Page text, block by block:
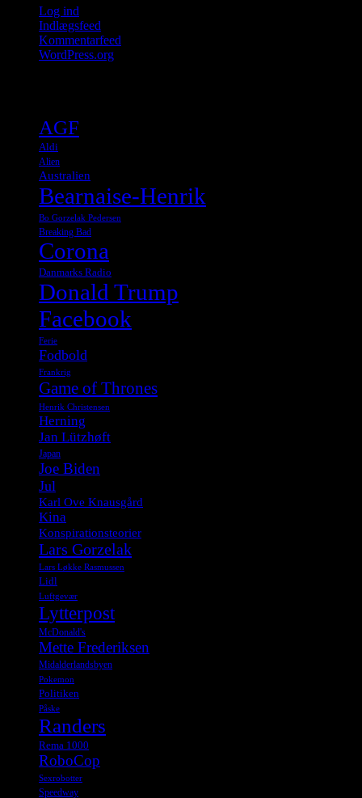
Log ind
Indlægsfeed
Kommentarfeed
WordPress.org
AGF
Aldi
Alien
Australien
Bearnaise-Henrik
Bo Gorzelak Pedersen
Breaking Bad
Corona
Danmarks Radio
Donald Trump
Facebook
Ferie
Fodbold
Frankrig
Game of Thrones
Henrik Christensen
Herning
Jan Lützhøft
Japan
Joe Biden
Jul
Karl Ove Knausgård
Kina
Konspirationsteorier
Lars Gorzelak
Lars Løkke Rasmussen
Lidl
Luftgevær
Lytterpost
McDonald's
Mette Frederiksen
Midalderlandsbyen
Pokemon
Politiken
Påske
Randers
Rema 1000
RoboCop
Sexrobotter
Speedway